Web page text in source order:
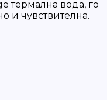
термална вода, го
и чувствителна.